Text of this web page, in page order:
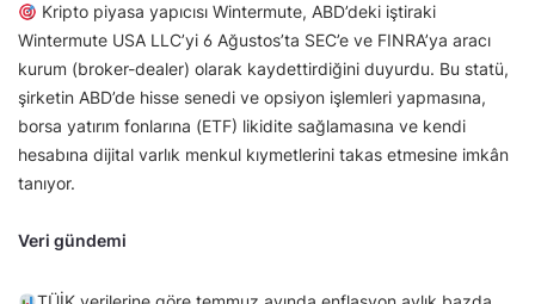
Kripto piyasa yapıcısı Wintermute, ABD’deki iştiraki
Wintermute USA LLC’yi 6 Ağustos’ta SEC’e ve FINRA’ya aracı
kurum (broker-dealer) olarak kaydettirdiğini duyurdu. Bu statü,
şirketin ABD’de hisse senedi ve opsiyon işlemleri yapmasına,
borsa yatırım fonlarına (ETF) likidite sağlamasına ve kendi
hesabına dijital varlık menkul kıymetlerini takas etmesine imkân
tanıyor.
Veri gündemi